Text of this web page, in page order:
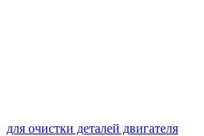
для очистки деталей двигателя